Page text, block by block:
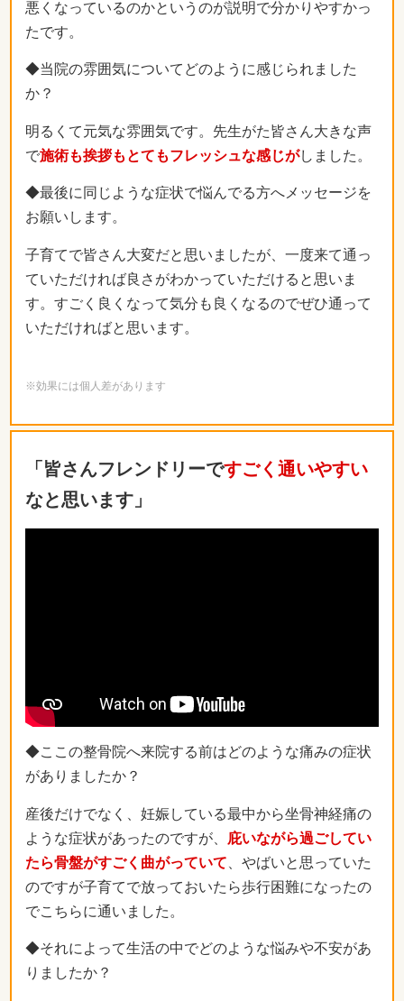
悪くなっているのかというのが説明で分かりやすかっ
たです。
◆当院の雰囲気についてどのように感じられました
か？
明るくて元気な雰囲気です。先生がた皆さん大きな声
で施術も挨拶もとてもフレッシュな感じがしました。
◆最後に同じような症状で悩んでる方へメッセージを
お願いします。
子育てで皆さん大変だと思いましたが、一度来て通っ
ていただければ良さがわかっていただけると思いま
す。すごく良くなって気分も良くなるのでぜひ通って
いただければと思います。
※効果には個人差があります
「皆さんフレンドリーですごく通いやすい
なと思います」
◆ここの整骨院へ来院する前はどのような痛みの症状
がありましたか？
産後だけでなく、妊娠している最中から坐骨神経痛の
ような症状があったのですが、 庇いながら過ごしてい
たら骨盤がすごく曲がっていて 、やばいと思っていた
のですが子育てで放っておいたら歩行困難になったの
でこちらに通いました。
◆それによって生活の中でどのような悩みや不安があ
りましたか？